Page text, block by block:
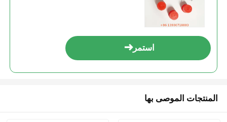
استمر
المنتجات الموصى بها